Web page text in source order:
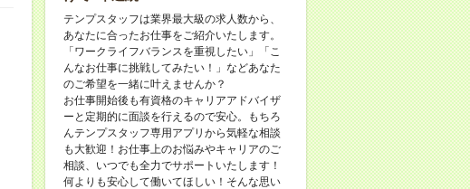
テンプスタッフは業界最大級の求人数から、
あなたに合ったお仕事をご紹介いたします。
「ワークライフバランスを重視したい」「こ
んなお仕事に挑戦してみたい！」などあなた
のご希望を一緒に叶えませんか？
お仕事開始後も有資格のキャリアアドバイザ
ーと定期的に面談を行えるので安心。もちろ
んテンプスタッフ専用アプリから気軽な相談
も大歓迎！お仕事上のお悩みやキャリアのご
相談、いつでも全力でサポートいたします！
何よりも安心して働いてほしい！そんな思い